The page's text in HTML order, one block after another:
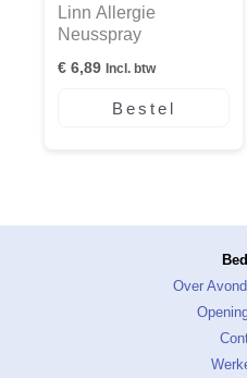
Linn Allergie
Neusspray
€ 6,89 Incl. btw
Bestel
Over